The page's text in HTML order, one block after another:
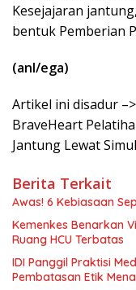
Kesejajaran
bentuk Pemberian
(anl/ega)
Artikel ini disadur
BraveHeart
Jantung Lewat
Berita Terkait
Awas! 6 Kebiasaan
Kemenkes Benarkan
Ruang HCU Terbatas
IDI Panggil Praktisi
Pembatasan Etik